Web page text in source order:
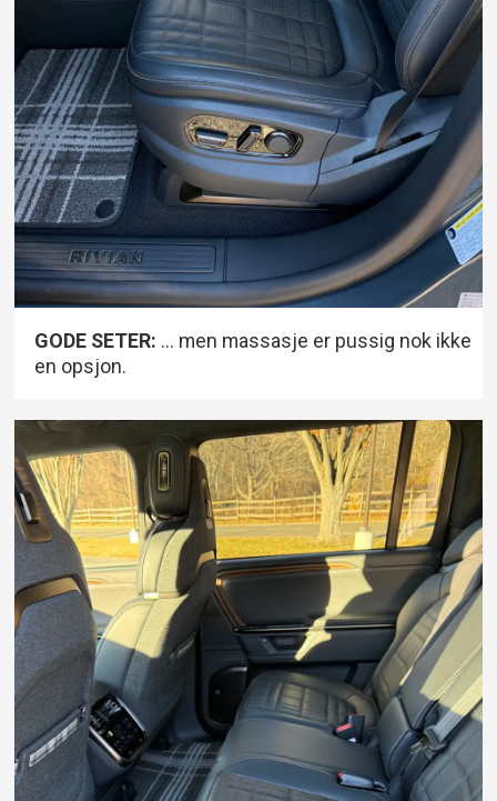
GODE SETER: ... men massasje er pussig nok ikke
en opsjon.